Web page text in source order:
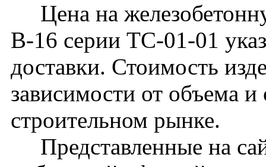
Цена на
В-16 серии ТС-01-01
доставки. Стоимость
зависимости от объема
строительном рынке.
Представленные на